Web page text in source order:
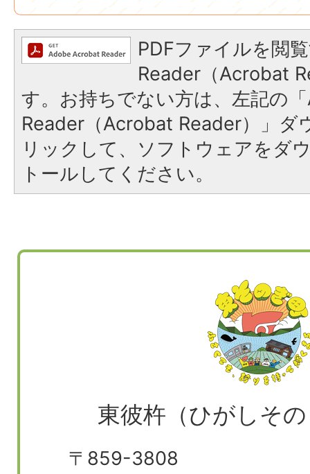
PDFファイルを閲
Reader（Acrobat
す。お持ちでない方は、左記の
Reader（Acrobat Reader）」ダ
リックして、ソフトウェアをダ
トールしてください。
東彼杵（ひがしそ
〒859-3808